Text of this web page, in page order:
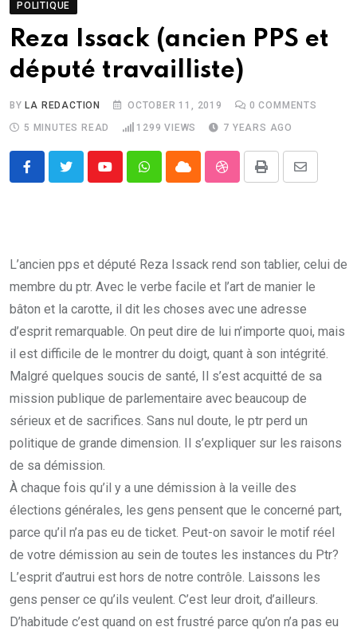
POLITIQUE
Reza Issack (ancien PPS et
député travailliste)
BYLA REDACTION OCTOBER 11, 2019 0 COMMENTS
5 MINUTES READ
1299 VIEWS 7 YEARS AGO
YoutubeWhatsappCloud StumbleUpon
Print
Share
L’ancien pps et député Reza Issack rend son tablier, celui de
membre du ptr. Avec le verbe facile et l’art de manier le
bâton et la carotte, il dit les choses avec une adresse
d’esprit remarquable. On peut dire de lui n’importe quoi, mais
il est difficile de le montrer du doigt, quant à son intégrité.
Malgré quelques soucis de santé, Il s’est acquitté de sa
mission publique de parlementaire avec beaucoup de
sérieux et de sacrifices. Sans nul doute, le ptr perd un
politique de grande dimension. Il s’expliquer sur les raisons
de sa démission.
À chaque fois qu’il y a une démission à la veille des
élections générales, les gens pensent que le concerné part,
parce qu’il n’a pas eu de ticket. Peut-on savoir le motif réel
de votre démission au sein de toutes les instances du Ptr?
L’esprit d’autrui est hors de notre contrôle. Laissons les
gens penser ce qu’ils veulent. C’est leur droit, d’ailleurs.
D’habitude c’est quand on est frustré parce qu’on n’a pas eu